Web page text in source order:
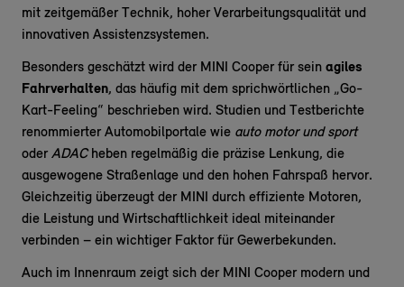
mit zeitgemäßer Technik, hoher Verarbeitungsqualität und
innovativen Assistenzsystemen.
Besonders geschätzt wird der MINI Cooper für sein agiles
Fahrverhalten, das häufig mit dem sprichwörtlichen „Go-
Kart-Feeling“ beschrieben wird. Studien und Testberichte
renommierter Automobilportale wie auto motor und sport
oder ADACheben regelmäßig die präzise Lenkung, die
ausgewogene Straßenlage und den hohen Fahrspaß hervor.
Gleichzeitig überzeugt der MINI durch effiziente Motoren,
die Leistung und Wirtschaftlichkeit ideal miteinander
verbinden – ein wichtiger Faktor für Gewerbekunden.
Auch im Innenraum zeigt sich der MINI Cooper modern und